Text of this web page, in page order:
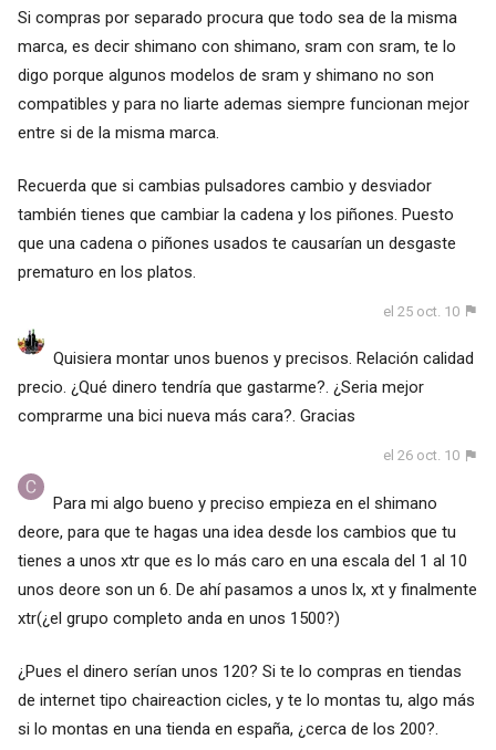
Si compras por separado procura que todo sea de la misma
marca, es decir shimano con shimano, sram con sram, te lo
digo porque algunos modelos de sram y shimano no son
compatibles y para no liarte ademas siempre funcionan mejor
entre si de la misma marca.
Recuerda que si cambias pulsadores cambio y desviador
también tienes que cambiar la cadena y los piñones. Puesto
que una cadena o piñones usados te causarían un desgaste
prematuro en los platos.
el 25 oct. 10
Quisiera montar unos buenos y precisos. Relación calidad
precio. ¿Qué dinero tendría que gastarme?. ¿Seria mejor
comprarme una bici nueva más cara?. Gracias
el 26 oct. 10
Para mi algo bueno y preciso empieza en el shimano
deore, para que te hagas una idea desde los cambios que tu
tienes a unos xtr que es lo más caro en una escala del 1 al 10
unos deore son un 6. De ahí pasamos a unos lx, xt y finalmente
xtr(¿el grupo completo anda en unos 1500?)
¿Pues el dinero serían unos 120? Si te lo compras en tiendas
de internet tipo chaireaction cicles, y te lo montas tu, algo más
si lo montas en una tienda en españa, ¿cerca de los 200?.